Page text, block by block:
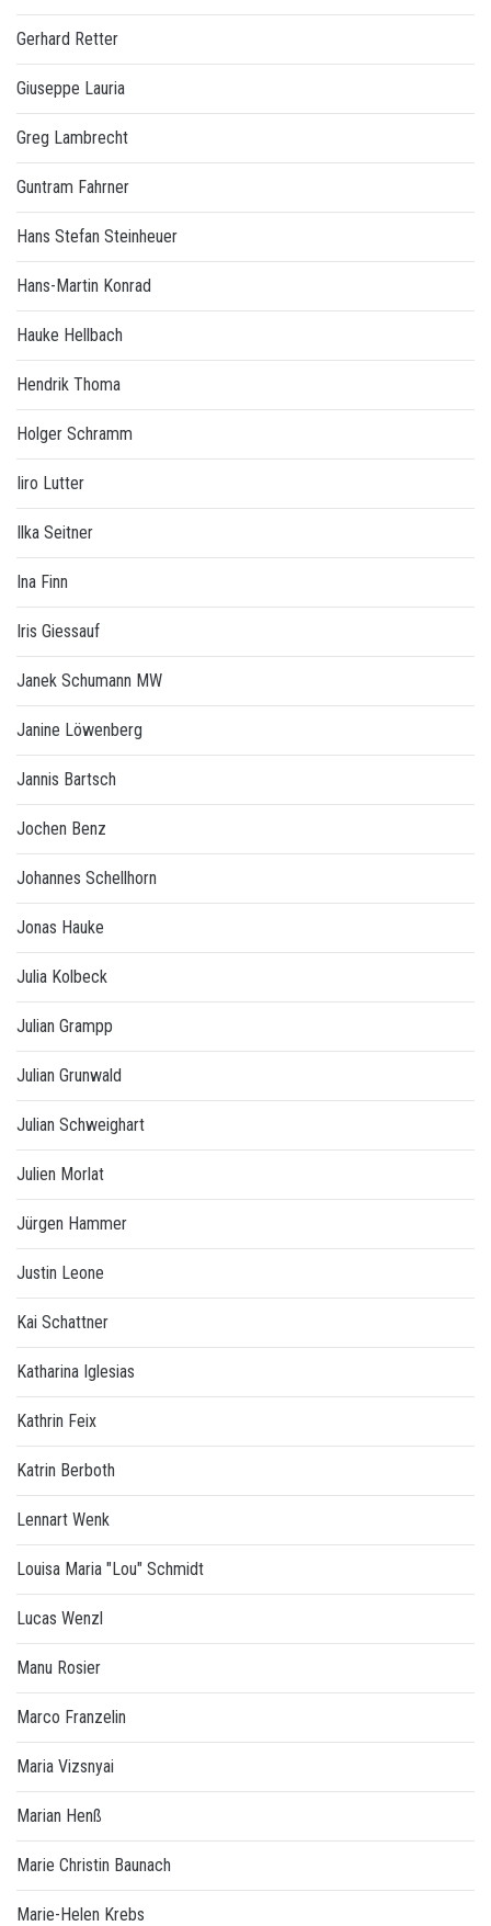
Gerhard Retter
Giuseppe Lauria
Greg Lambrecht
Guntram Fahrner
Hans Stefan Steinheuer
Hans-Martin Konrad
Hauke Hellbach
Hendrik Thoma
Holger Schramm
Iiro Lutter
Ilka Seitner
Ina Finn
Iris Giessauf
Janek Schumann MW
Janine Löwenberg
Jannis Bartsch
Jochen Benz
Johannes Schellhorn
Jonas Hauke
Julia Kolbeck
Julian Grampp
Julian Grunwald
Julian Schweighart
Julien Morlat
Jürgen Hammer
Justin Leone
Kai Schattner
Katharina Iglesias
Kathrin Feix
Katrin Berboth
Lennart Wenk
Louisa Maria "Lou" Schmidt
Lucas Wenzl
Manu Rosier
Marco Franzelin
Maria Vizsnyai
Marian Henß
Marie Christin Baunach
Marie-Helen Krebs